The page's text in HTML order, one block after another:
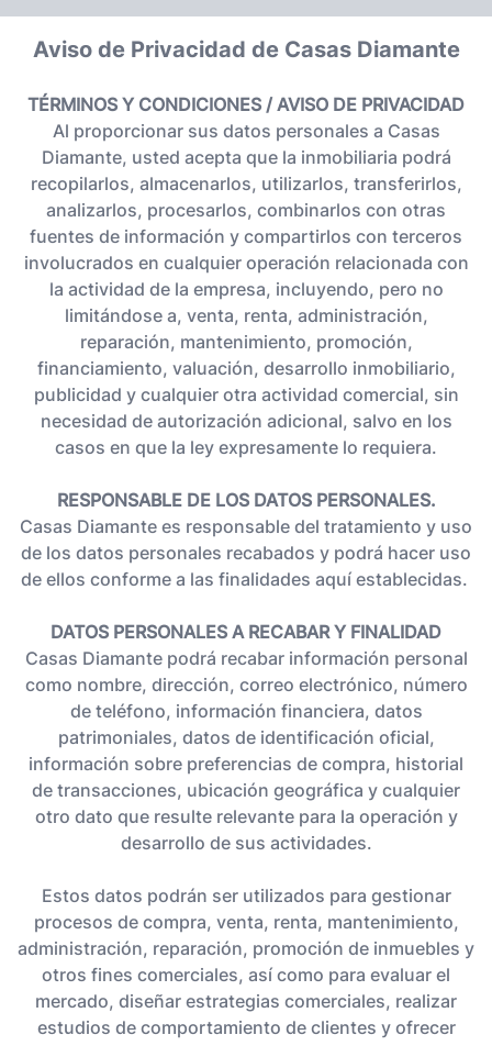
Aviso de Privacidad de Casas Diamante
TÉRMINOS Y CONDICIONES / AVISO DE PRIVACIDAD
Al proporcionar sus datos personales a Casas
Diamante, usted acepta que la inmobiliaria podrá
recopilarlos, almacenarlos, utilizarlos, transferirlos,
analizarlos, procesarlos, combinarlos con otras
fuentes de información y compartirlos con terceros
involucrados en cualquier operación relacionada con
la actividad de la empresa, incluyendo, pero no
limitándose a, venta, renta, administración,
reparación, mantenimiento, promoción,
financiamiento, valuación, desarrollo inmobiliario,
publicidad y cualquier otra actividad comercial, sin
necesidad de autorización adicional, salvo en los
casos en que la ley expresamente lo requiera.
RESPONSABLE DE LOS DATOS PERSONALES.
Casas Diamante es responsable del tratamiento y uso
de los datos personales recabados y podrá hacer uso
de ellos conforme a las finalidades aquí establecidas. ​
DATOS PERSONALES A RECABAR Y FINALIDAD
Casas Diamante podrá recabar información personal
como nombre, dirección, correo electrónico, número
de teléfono, información financiera, datos
patrimoniales, datos de identificación oficial,
información sobre preferencias de compra, historial
de transacciones, ubicación geográfica y cualquier
otro dato que resulte relevante para la operación y
desarrollo de sus actividades.
Estos datos podrán ser utilizados para gestionar
procesos de compra, venta, renta, mantenimiento,
administración, reparación, promoción de inmuebles y
otros fines comerciales, así como para evaluar el
mercado, diseñar estrategias comerciales, realizar
estudios de comportamiento de clientes y ofrecer